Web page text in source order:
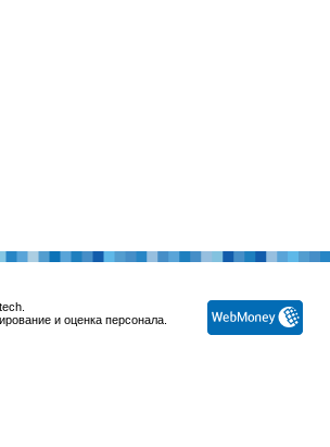
и оценка персонала.